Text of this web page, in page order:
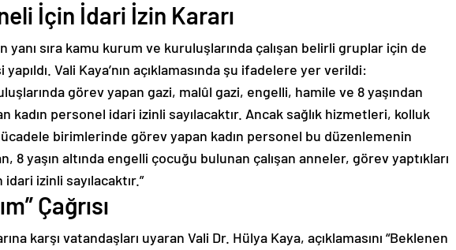
İçin İdari İzin Kararı
yanı sıra kamu kurum ve kuruluşlarında çalışan belirli gruplar için de
Vali Kaya’nın açıklamasında şu ifadelere yer verildi:
görev yapan gazi, malûl gazi, engelli, hamile ve 8 yaşından
kadın personel idari izinli sayılacaktır. Ancak sağlık hizmetleri, kolluk
birimlerinde görev yapan kadın personel bu düzenlemenin
8 yaşın altında engelli çocuğu bulunan çalışan anneler, görev yaptıkları
izinli sayılacaktır.”
Çağrısı
karşı vatandaşları uyaran Vali Dr. Hülya Kaya, açıklamasını “Beklenen